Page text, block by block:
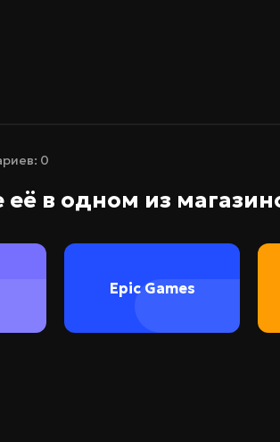
0
её в одном из
Epic Games